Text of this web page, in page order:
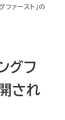
ァースト」の
グフ
され